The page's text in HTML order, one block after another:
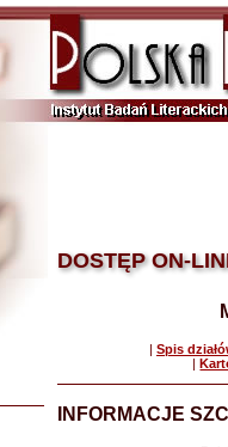
DOSTĘP ON-
| Spis
|
INFORMACJE